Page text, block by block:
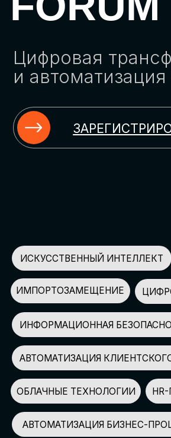
ЗАРЕГИСТРИРОВАТЬСЯ
ИСКУССТВЕННЫЙ ИНТЕЛЛЕКТ
НЕЙРОСЕТИ ДЛЯ БИЗНЕСА
КЭДО
ЦИФРОВИЗАЦИЯ
АВТОМАТИЗАЦИЯ HR
АВТОМАТИЗАЦИЯ МАРКЕТИНГА И ПРОДАЖ
AI-АССИСТЕНТЫ
ЧАТ-БОТЫ
ИМПОРТОЗАМЕЩЕНИЕ
СПИКЕРОВ
150+
ПАРТНЕРОВ
100+